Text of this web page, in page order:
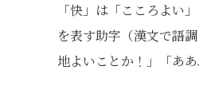
「快」は「こころよい
を表す助字（漢文で語
地よいことか！」「あ